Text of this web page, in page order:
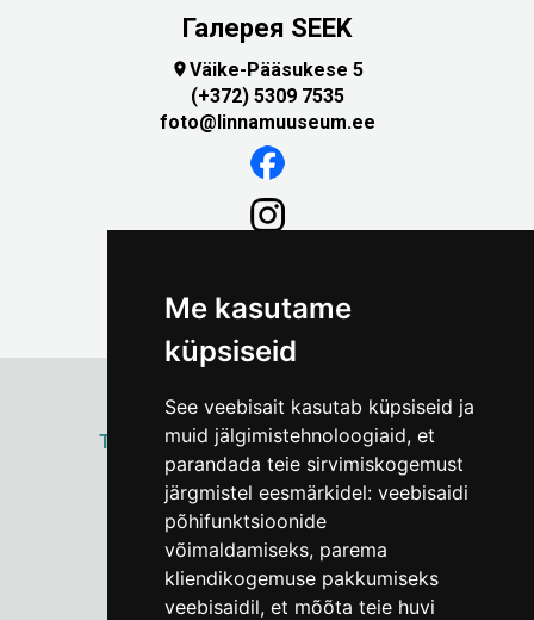
Me kasutame
küpsiseid
See veebisait kasutab küpsiseid ja
muid jälgimistehnoloogiaid, et
parandada teie sirvimiskogemust
järgmistel eesmärkidel: veebisaidi
põhifunktsioonide
võimaldamiseks, parema
kliendikogemuse pakkumiseks
veebisaidil, et mõõta teie huvi
Галерея SEEK
Väike-Pääsukese 5
(+372) 5309 7535
foto@linnamuuseum.ee
ТАЛЛИННСКИЙГОРОДСКОЙ МУЗЕЙ
Vene 17
Пн–Пт 9–17:(+372) 610 4178
info@linnamuuseum.ee